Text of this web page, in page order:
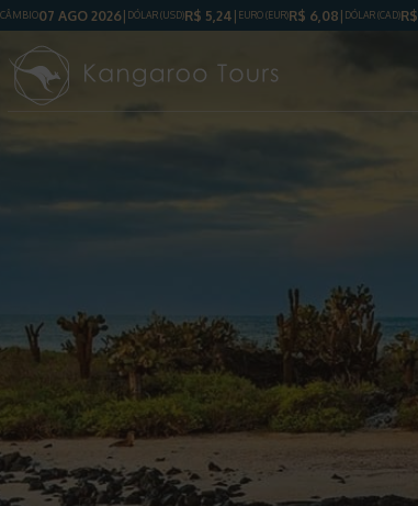
CÂMBIO07 AGO 2026 DÓLAR(USD)R$ 5,24 EURO (EUR)R$ 6,08 DÓLAR(CAD)R$